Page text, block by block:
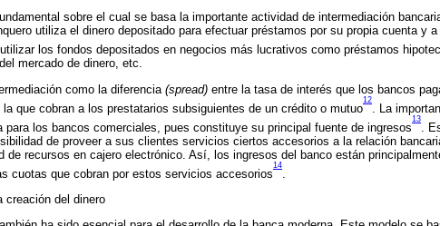
sobre el cual se basa la importante actividad de intermediación
utiliza el dinero depositado para efectuar préstamos por su propia cuenta y
los fondos depositados en negocios más lucrativos como préstamos
mercado de dinero, etc.
como la diferencia (spread) entre la tasa de interés que los bancos
que cobran a los prestatarios subsiguientes de un crédito o mutuo
12
. La
para los bancos comerciales, pues constituye su principal fuente de ingresos
13
.
de proveer a sus clientes servicios ciertos accesorios a la relación
de recursos en cajero electrónico. Así, los ingresos del banco están
cuotas que cobran por estos servicios accesorios
14
creación del dinero